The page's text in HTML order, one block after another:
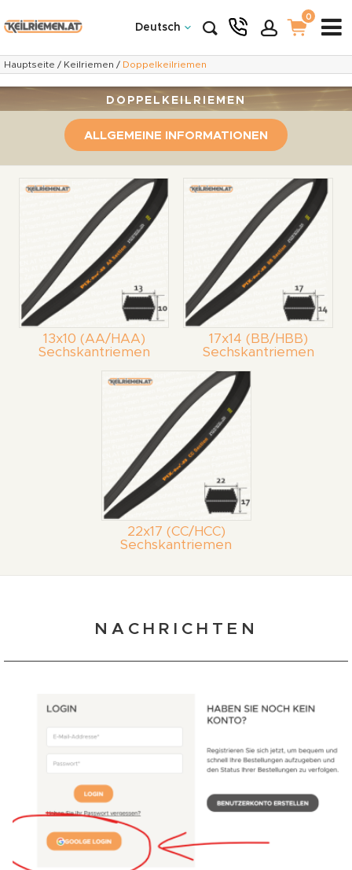
Deutsch
0
Hauptseite / Keilriemen / Doppelkeilriemen
DOPPELKEILRIEMEN
ALLGEMEINE INFORMATIONEN
13x10 (AA/HAA)
Sechskantriemen
17x14 (BB/HBB)
Sechskantriemen
22x17 (CC/HCC)
Sechskantriemen
NACHRICHTEN